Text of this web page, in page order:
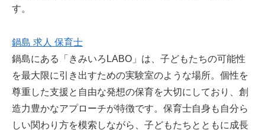
す。
鍋島 求人 保育士
鍋島にある「きみいろLABO」は、子どもたちの可能性
を最大限に引き出すための実験室のような場所。個性を
尊重した支援と自由な発想の保育を大切にしており、創
造力豊かなアプローチが特徴です。保育士自身も自分ら
しい関わり方を模索しながら、子どもたちとともに成長